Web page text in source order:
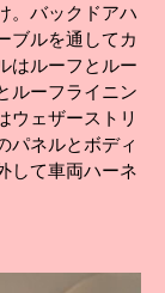
。バックドアハ
ブルを通してカ
はルーフとルー
ルーフライニン
ウェザーストリ
パネルとボディ
して車両ハーネ